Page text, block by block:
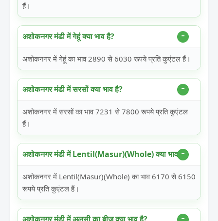
हैं।
अशोकनगर मंडी में गेहूं क्या भाव है?
अशोकनगर में गेहूं का भाव 2890 से 6030 रूपये प्रति कुएंटल हैं।
अशोकनगर मंडी में सरसों क्या भाव है?
अशोकनगर में सरसों का भाव 7231 से 7800 रूपये प्रति कुएंटल
हैं।
अशोकनगर मंडी में Lentil(Masur)(Whole) क्या भाव है?
अशोकनगर में Lentil(Masur)(Whole) का भाव 6170 से 6150
रूपये प्रति कुएंटल हैं।